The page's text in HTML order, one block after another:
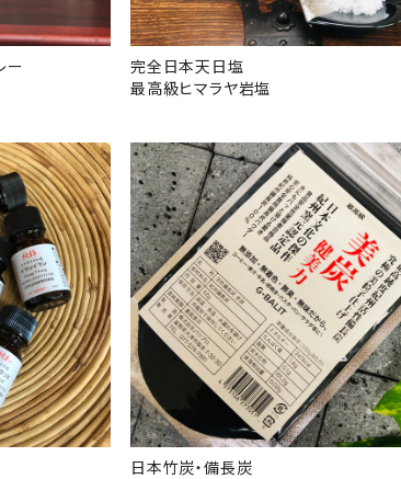
ー
完全日本天日塩
最高級ヒマラヤ岩塩
日本竹炭・備長炭